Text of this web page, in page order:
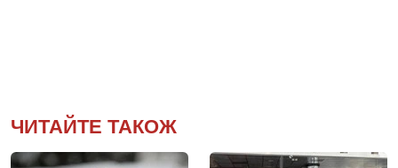
ЧИТАЙТЕ ТАКОЖ